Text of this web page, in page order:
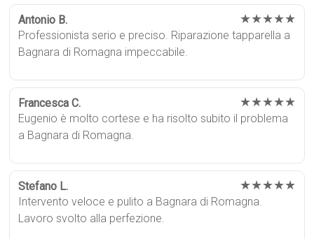
Antonio B. ★★★★★
Professionista serio e preciso. Riparazione tapparella a
Bagnara di Romagna impeccabile.
Francesca C. ★★★★★
Eugenio è molto cortese e ha risolto subito il problema
a Bagnara di Romagna.
Stefano L. ★★★★★
Intervento veloce e pulito a Bagnara di Romagna.
Lavoro svolto alla perfezione.